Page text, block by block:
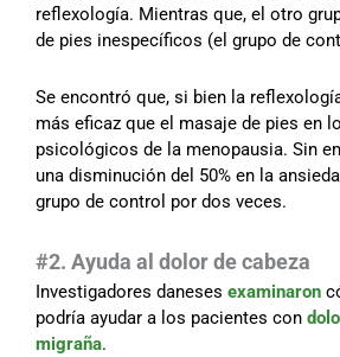
reflexología. Mientras que, el otro
de pies inespecíficos (el grupo de
Se encontró que, si bien la
más eficaz que el masaje de pies en
psicológicos de la menopausia. Sin
una disminución del 50% en la
grupo de control por dos veces.
#2. Ayuda al dolor de cabeza
Investigadores daneses examinaron
podría ayudar a los pacientes con
migraña.